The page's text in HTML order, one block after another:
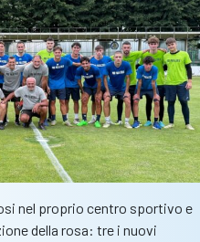
nel proprio centro sportivo e
della rosa: tre i nuovi